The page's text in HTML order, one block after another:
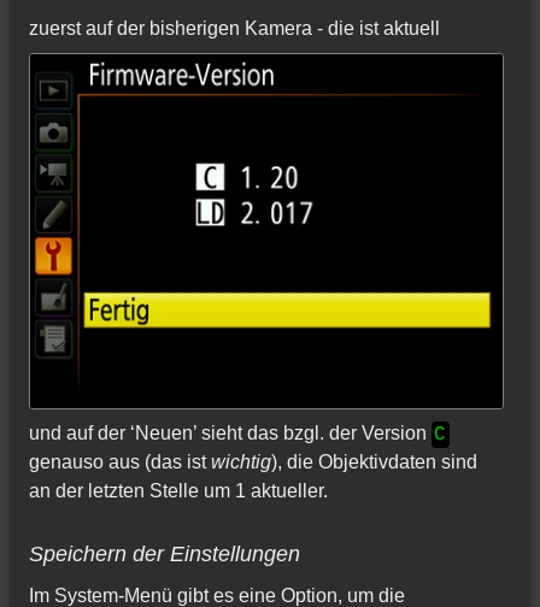
zuerst auf der bisherigen Kamera - die ist aktuell
und auf der ‘Neuen’ sieht das bzgl. der Version C
genauso aus (das istwichtig), die Objektivdaten sind
an der letzten Stelle um 1 aktueller.
Speichern der Einstellungen
Im System-Menü gibt es eine Option, um die